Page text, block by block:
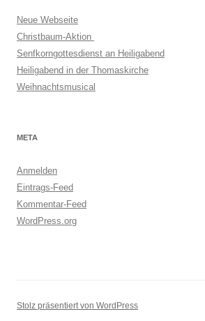
Neue Webseite
Christbaum-Aktion
Senfkorngottesdienst an Heiligabend
Heiligabend in der Thomaskirche
Weihnachtsmusical
META
Anmelden
Eintrags-Feed
Kommentar-Feed
WordPress.org
Stolz präsentiert von WordPress